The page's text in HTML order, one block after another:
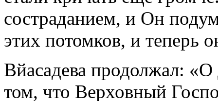
состраданием, и Он
этих потомков, и теперь
Вйасадева продолжал:
том, что Верховный